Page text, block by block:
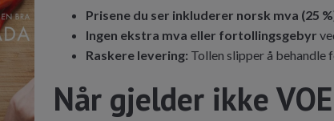
Prisene du ser inkluderer norsk mva (25
Ingen ekstra mva eller fortollingsgebyr
Raskere levering: Tollen slipper å behandle
Når gjelder ikke